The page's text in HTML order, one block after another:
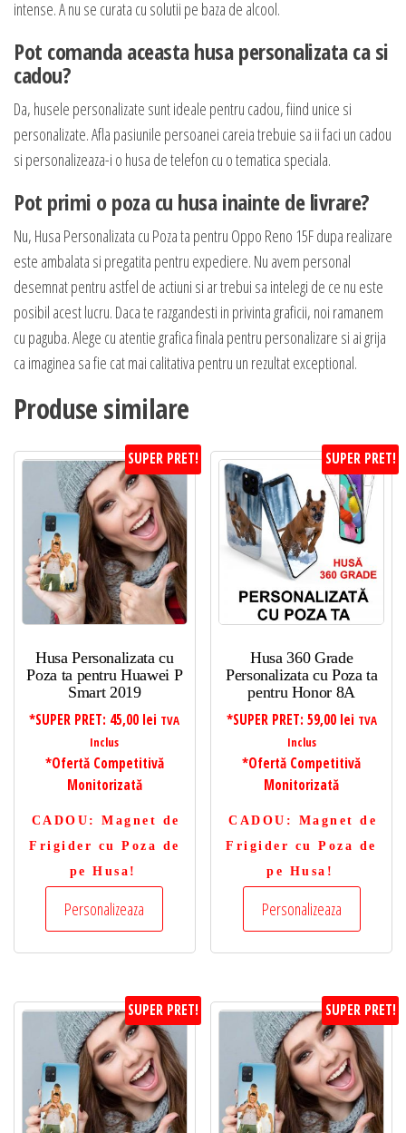
intense. A nu se curata cu solutii pe baza de alcool.
Pot comanda aceasta husa personalizata ca si
cadou?
Da, husele personalizate sunt ideale pentru cadou, fiind unice si
personalizate. Afla pasiunile persoanei careia trebuie sa ii faci un cadou
si personalizeaza-i o husa de telefon cu o tematica speciala.
Pot primi o poza cu husa inainte de livrare?
Nu, Husa Personalizata cu Poza ta pentru Oppo Reno 15F dupa realizare
este ambalata si pregatita pentru expediere. Nu avem personal
desemnat pentru astfel de actiuni si ar trebui sa intelegi de ce nu este
posibil acest lucru. Daca te razgandesti in privinta graficii, noi ramanem
cu paguba. Alege cu atentie grafica finala pentru personalizare si ai grija
ca imaginea sa fie cat mai calitativa pentru un rezultat exceptional.
Produse similare
SUPER PRET!
Husa Personalizata cu
Poza ta pentru Huawei P
Smart 2019
*SUPER PRET: 45,00 lei TVA
Inclus
*Ofertă Competitivă
Monitorizată
CADOU : Magnet de
Frigider cu Poza de
pe Husa!
Personalizeaza
SUPER PRET!
Husa 360 Grade
Personalizata cu Poza ta
pentru Honor 8A
*SUPER PRET: 59,00 lei TVA
Inclus
*Ofertă Competitivă
Monitorizată
CADOU : Magnet de
Frigider cu Poza de
pe Husa!
Personalizeaza
SUPER PRET! SUPER PRET!